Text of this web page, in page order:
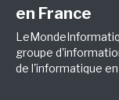
en France
groupe
de l'informatique en